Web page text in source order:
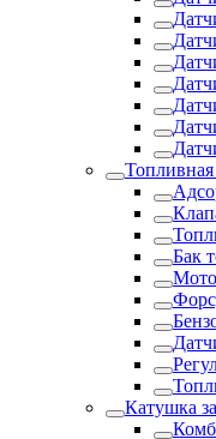
Топливная
Бак
Катушка